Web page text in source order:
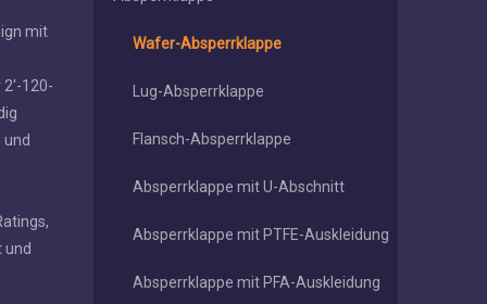
mit
2'-120-
und
und
Wafer-Absperrklappe
Lug-Absperrklappe
Flansch-Absperrklappe
Absperrklappe mit U-Abschnitt
Absperrklappe mit PTFE-Auskleidung
Absperrklappe mit PFA-Auskleidung